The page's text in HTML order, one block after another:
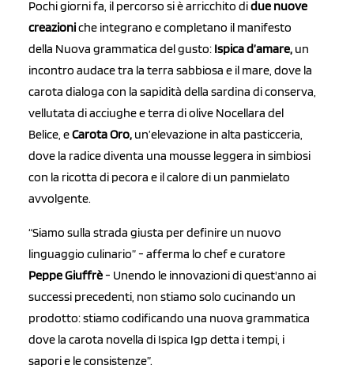
Pochi giorni fa, il percorso si è arricchito didue nuove
creazioniche integrano e completano il manifesto
della Nuova grammatica del gusto: Ispica d’amare, un
incontro audace tra la terra sabbiosa e il mare, dove la
carota dialoga con la sapidità della sardina di conserva,
vellutata di acciughe e terra di olive Nocellara del
Belice, eCarota Oro, un’elevazione in alta pasticceria,
dove la radice diventa una mousse leggera in simbiosi
con la ricotta di pecora e il calore di un panmielato
avvolgente.
“Siamo sulla strada giusta per definire un nuovo
linguaggio culinario” - afferma lo chef e curatore
Peppe Giuffrè- Unendo le innovazioni di quest'anno ai
successi precedenti, non stiamo solo cucinando un
prodotto: stiamo codificando una nuova grammatica
dove la carota novella di Ispica Igp detta i tempi, i
sapori e le consistenze”.